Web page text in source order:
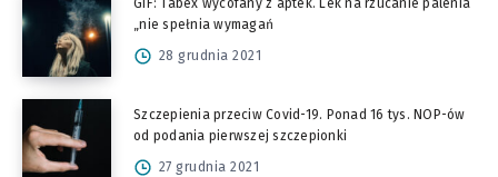
GIF: Tabex wycofany z aptek. Lek na rzucanie palenia
„nie spełnia wymagań
28 grudnia 2021
Szczepienia przeciw Covid-19. Ponad 16 tys. NOP-ów
od podania pierwszej szczepionki
27 grudnia 2021